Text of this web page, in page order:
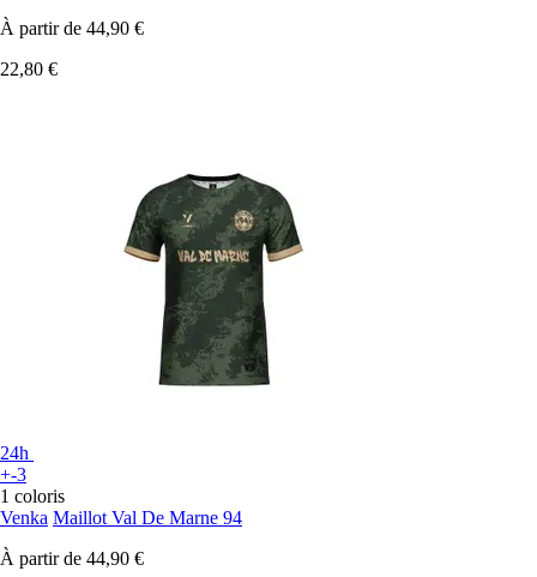
À partir de 44,90 €
22,80 €
24h
+-3
1 coloris
Venka Maillot Val De Marne 94
À partir de 44,90 €